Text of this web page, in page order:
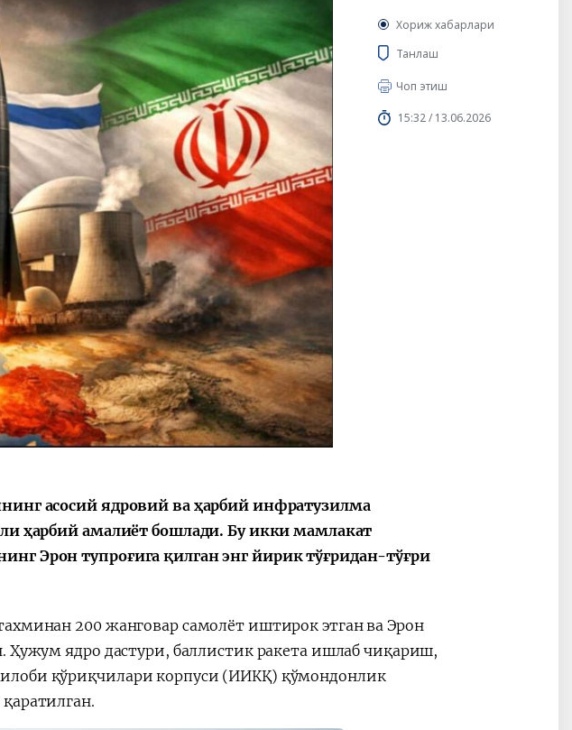
“Ўзбекистон – 2030”
стратегияси
Президент Шавкат
Мирзиёев
раислигида
ўтказилган
Хориж хабарлари
Танлаш
Чоп этиш
15:32 / 13.06.2026
асосий ядровий ва ҳарбий инфратузилма
ҳарбий амалиёт бошлади. Бу икки мамлакат
Эрон тупроғига қилган энг йирик тўғридан-тўғри
200 жанговар самолёт иштирок этган ва Эрон
Ҳужум ядро дастури, баллистик ракета ишлаб чиқариш,
қўриқчилари корпуси (ИИКҚ) қўмондонлик